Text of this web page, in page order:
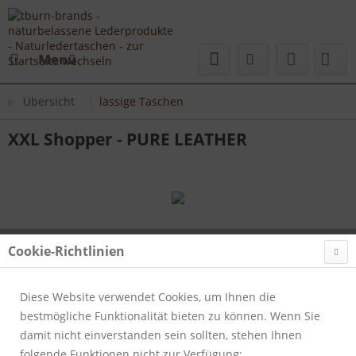
Menü
Übersicht lässige Taschen
XXL Shopper - PURE LEATHER
Cookie-Richtlinien
Diese Website verwendet Cookies, um Ihnen die
bestmögliche Funktionalität bieten zu können. Wenn Sie
damit nicht einverstanden sein sollten, stehen Ihnen